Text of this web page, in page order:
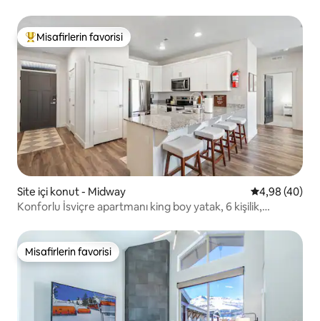
Misafirlerin favorilerinden en beğenilenler arasında
Misafirlerin favorisi
Site içi konut - Midway 5 üzerinden
4,98 (40)
Konforlu İsviçre apartmanı king boy yatak, 6 kişilik,
Misafirlerin favorisi
Misafirlerin favorisi